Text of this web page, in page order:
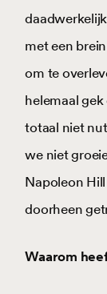
met een
om te
helemaal
totaal niet
we niet
Napoleon
doorheen
Waarom